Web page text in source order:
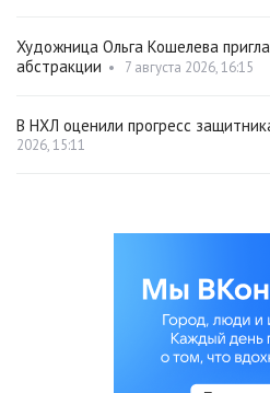
Художница Ольга Кошелева
абстракции • 7 августа 2026, 16:15
В НХЛ оценили прогресс
2026, 15:11